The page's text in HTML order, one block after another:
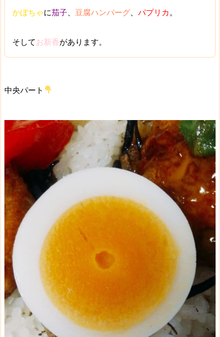
かぼちゃに茄子、 豆腐ハンバーグ、 パプリカ。
そしてお新香があります。
中央パート